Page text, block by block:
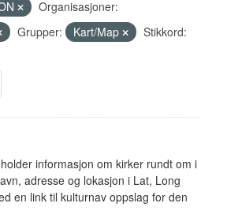
Organisasjoner:
Grupper: Kart/Map
Stikkord:
informasjon om kirker rundt om i
adresse og lokasjon i Lat, Long
en link til kulturnav oppslag for den